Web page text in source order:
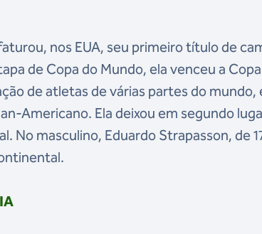
nos EUA, seu primeiro título de
de Copa do Mundo, ela venceu a
de atletas de várias partes do
Americano. Ela deixou em segundo
No masculino, Eduardo Strapasson, de